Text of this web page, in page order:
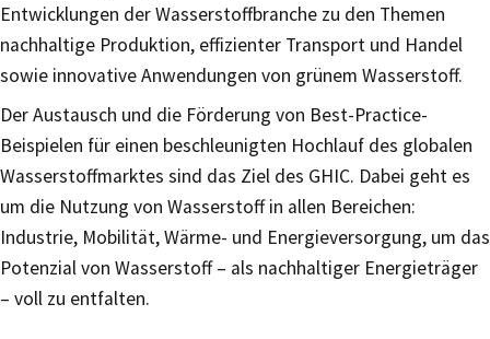
Entwicklungen der Wasserstoffbranche zu den Themen
nachhaltige Produktion, effizienter Transport und Handel
sowie innovative Anwendungen von grünem Wasserstoff.
Der Austausch und die Förderung von Best-Practice-
Beispielen für einen beschleunigten Hochlauf des globalen
Wasserstoffmarktes sind das Ziel des GHIC. Dabei geht es
um die Nutzung von Wasserstoff in allen Bereichen:
Industrie, Mobilität, Wärme- und Energieversorgung, um das
Potenzial von Wasserstoff – als nachhaltiger Energieträger
– voll zu entfalten.